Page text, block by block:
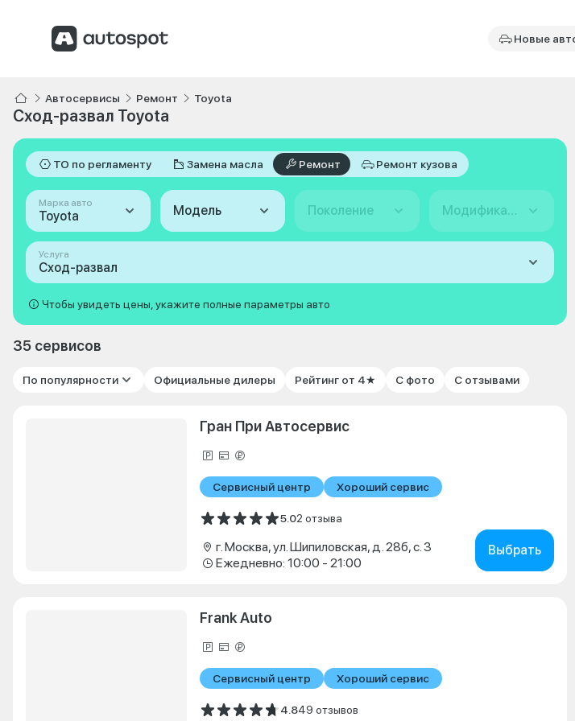
Новые
Автосервисы Ремонт Toyota
Сход-развал Toyota
ТО по регламенту Замена масла Ремонт Ремонт кузова
Марка авто
Toyota Модель Поколение Модификация
Услуга
Сход-развал
Чтобы увидеть цены, укажите полные параметры авто
35 сервисов
По популярности Официальные дилеры Рейтинг от 4★ С фото С отзывами
Гран При Автосервис
Сервисный центр Хороший сервис
5.02 отзыва
г. Москва, ул. Шипиловская, д. 28б, с. 3
Ежедневно: 10:00 - 21:00
Выбрать
Frank Auto
Сервисный центр Хороший сервис
4.849 отзывов